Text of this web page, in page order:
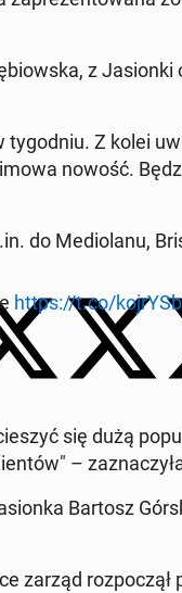
z
ty­go­dniu. Z kolei
nowość.
do Me­dio­la­nu,
https://t.co/
się dużą
–
Bartosz
zarząd